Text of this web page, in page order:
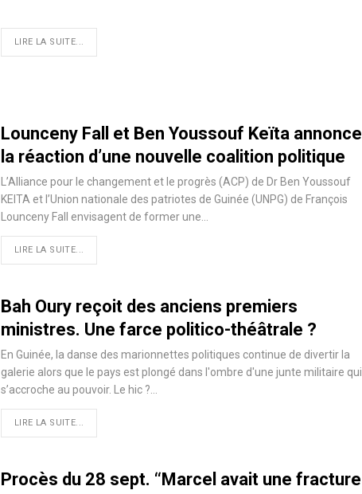
LIRE LA SUITE...
Lounceny Fall et Ben Youssouf Keïta annonce
la réaction d’une nouvelle coalition politique
L’Alliance pour le changement et le progrès (ACP) de Dr Ben Youssouf
KEITA et l’Union nationale des patriotes de Guinée (UNPG) de François
Lounceny Fall envisagent de former une…
LIRE LA SUITE...
Bah Oury reçoit des anciens premiers
ministres. Une farce politico-théâtrale ?
En Guinée, la danse des marionnettes politiques continue de divertir la
galerie alors que le pays est plongé dans l'ombre d'une junte militaire qui
s’accroche au pouvoir. Le hic ?…
LIRE LA SUITE...
Procès du 28 sept. ‘‘Marcel avait une fracture